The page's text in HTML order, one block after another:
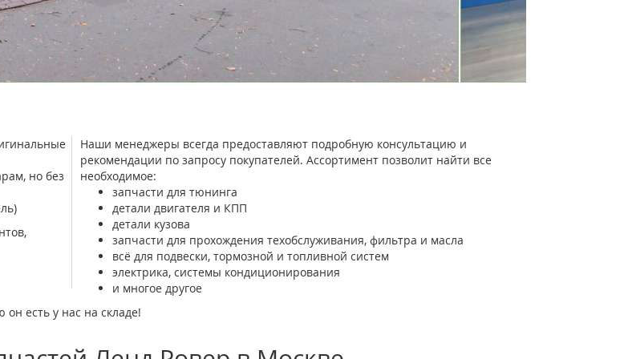
но без
Наши менеджеры всегда предоставляют подробную консультацию и
рекомендации по запросу покупателей. Ассортимент позволит найти все
необходимое:
запчасти для тюнинга
детали двигателя и КПП
детали кузова
запчасти для прохождения техобслуживания, фильтра и масла
всё для подвески, тормозной и топливной систем
электрика, системы кондиционирования
и многое другое
есть у нас на складе!